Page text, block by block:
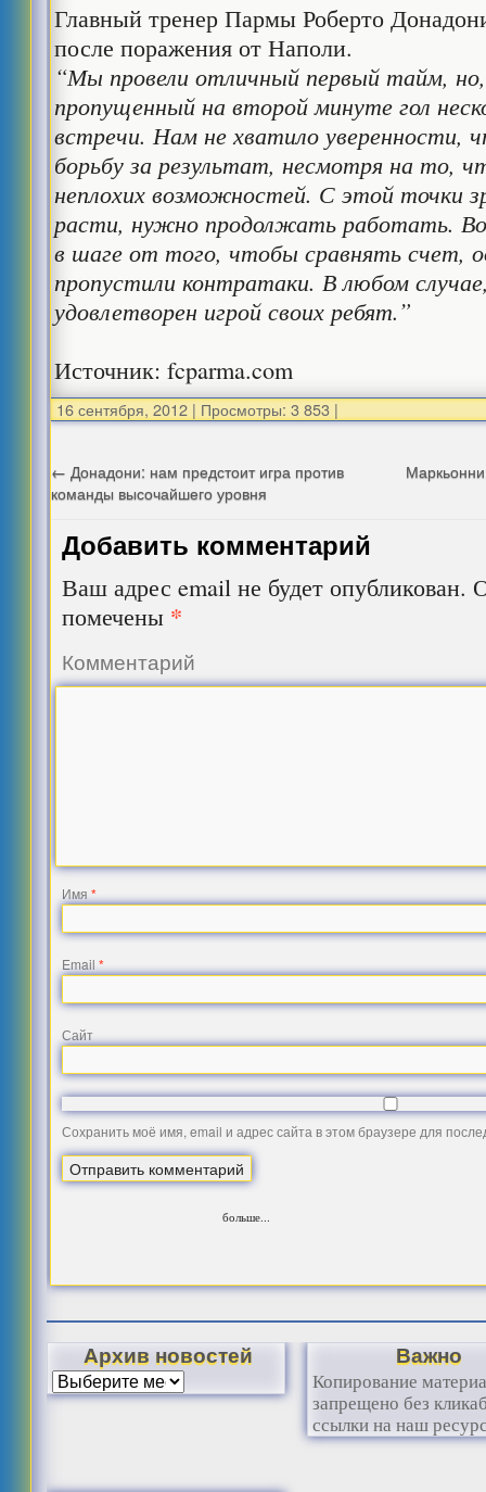
Главный тренер Пармы Роберто
после поражения от Наполи.
“Мы провели отличный первый тайм,
пропущенный на второй минуте гол
встречи. Нам не хватило уверенности,
борьбу за результат, несмотря на то,
неплохих возможностей. С этой точки
расти, нужно продолжать работать.
в шаге от того, чтобы сравнять счет,
пропустили контратаки. В любом
удовлетворен игрой своих ребят.”
Источник: fcparma.com
16 сентября, 2012 | Просмотры: 3 853 |
← Донадони: нам предстоит игра против
команды высочайшего уровня
Добавить комментарий
Ваш адрес email не будет опубликован.
помечены *
Комментарий
Имя*
Email*
Сайт
Сохранить моё имя, email и адрес сайта в этом браузере для
больше...
Архив новостей Важно
Копирование
запрещено без
ссылки на наш